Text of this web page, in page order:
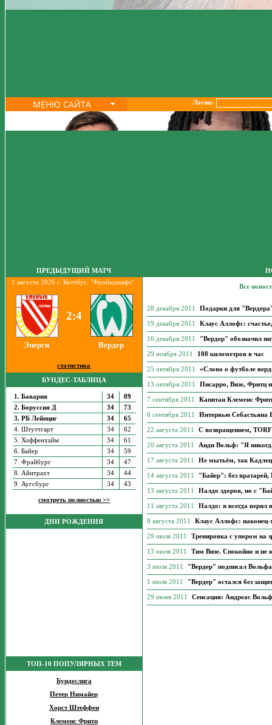
МЕНЮ САЙТА Логин:
ПРЕДЫДУЩИЙ МАТЧ
1 августа 2026 г. Коттбус. "Фройндшафт".
2:4
Энерги Вердер
статистика
БУНДЕС-ТАБЛИЦА
1. Бавария 34
89
2. Боруссия Д
34
73
3. РБ Лейпциг
34
65
4. Штуттгарт
34
62
5. Хоффенхайм
34
61
6. Байер
34
59
7. Фрайбург
34
47
8. Айнтрахт
34
44
9. Аугсбург
34 43
смотреть полностью >>
ДНИ РОЖДЕНИЯ
ТОП-10 ПОПУЛЯРНЫХ ТЕМ
Бундеслига
Петер Нимайер
Хорст Штеффен
Клеменс Фритц
Все
28 декабря 2011 Подарки для
19 декабря 2011 Клаус Аллофс:
16 декабря 2011 "Вердер" обозначил
29 ноября 2011 108 километров в час
25 октября 2011 «Слово о футболе
13 октября 2011 Писарро, Визе, Фритц
7 сентября 2011 Капитан Клеменс
6 сентября 2011 Интервью Себастьяна
22 августа 2011 С возвращением,
20 августа 2011 Анди Вольф: "Я
17 августа 2011 Не мытьём, так
14 августа 2011 "Байер": без вратарей,
13 августа 2011 Налдо здоров, но с
11 августа 2011 Налдо: я всегда верил
8 августа 2011 Клаус Аллофс: наконец-
29 июля 2011 Тренировка с упором на
13 июля 2011 Тим Визе. Спокойно и не
3 июля 2011 "Вердер" подписал Вольфа
1 июля 2011 "Вердер" остался без
29 июня 2011 Сенсация: Андреас